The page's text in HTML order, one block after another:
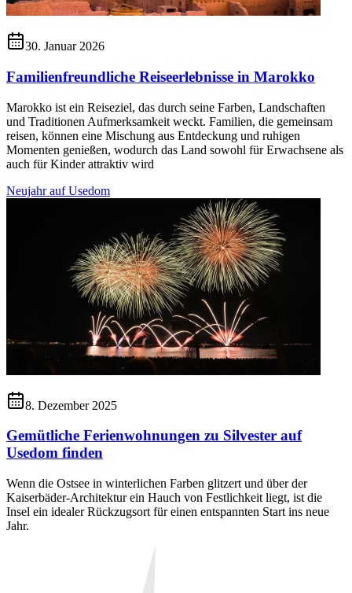
30. Januar 2026
Familienfreundliche Reiseerlebnisse in Marokko
Marokko ist ein Reiseziel, das durch seine Farben, Landschaften
und Traditionen Aufmerksamkeit weckt. Familien, die gemeinsam
reisen, können eine Mischung aus Entdeckung und ruhigen
Momenten genießen, wodurch das Land sowohl für Erwachsene als
auch für Kinder attraktiv wird
Neujahr auf Usedom
8. Dezember 2025
Gemütliche Ferienwohnungen zu Silvester auf
Usedom finden
Wenn die Ostsee in winterlichen Farben glitzert und über der
Kaiserbäder-Architektur ein Hauch von Festlichkeit liegt, ist die
Insel ein idealer Rückzugsort für einen entspannten Start ins neue
Jahr.